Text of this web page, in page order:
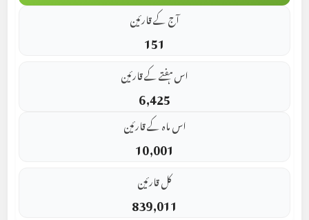
آج کے قارئین
151
اس ہفتے کے قارئین
6,425
اس ماہ کے قارئین
10,001
کل قارئین
839,011